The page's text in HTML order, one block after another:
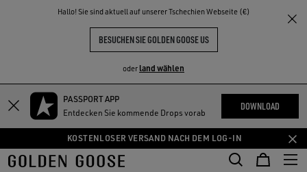
Hallo! Sie sind aktuell auf unserer Tschechien Webseite (€)
BESUCHEN SIE GOLDEN GOOSE US
oder land wählen
Zum
Hauptinhalt
Zum
Footer-
springen
PASSPORT APP
Entdecken Sie kommende Drops vorab
DOWNLOAD
KOSTENLOSER VERSAND NACH DEM LOG-IN
ERLEBNISSE THE
COMMUNITY